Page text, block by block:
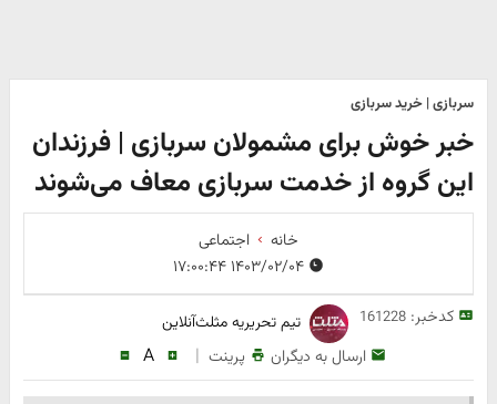
سربازی | خرید سربازی
خبر خوش برای مشمولان سربازی | فرزندان
این گروه از خدمت سربازی معاف می‌شوند
خانه
اجتماعی
۱۴۰۳/۰۲/۰۴ ۱۷:۰۰:۴۴
کدخبر:161228 تیم تحریریه مثلث‌آنلاین
ارسال به دیگران پرینت |
A